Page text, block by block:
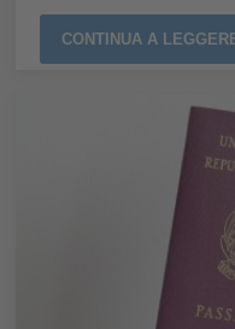
CONTINUA A